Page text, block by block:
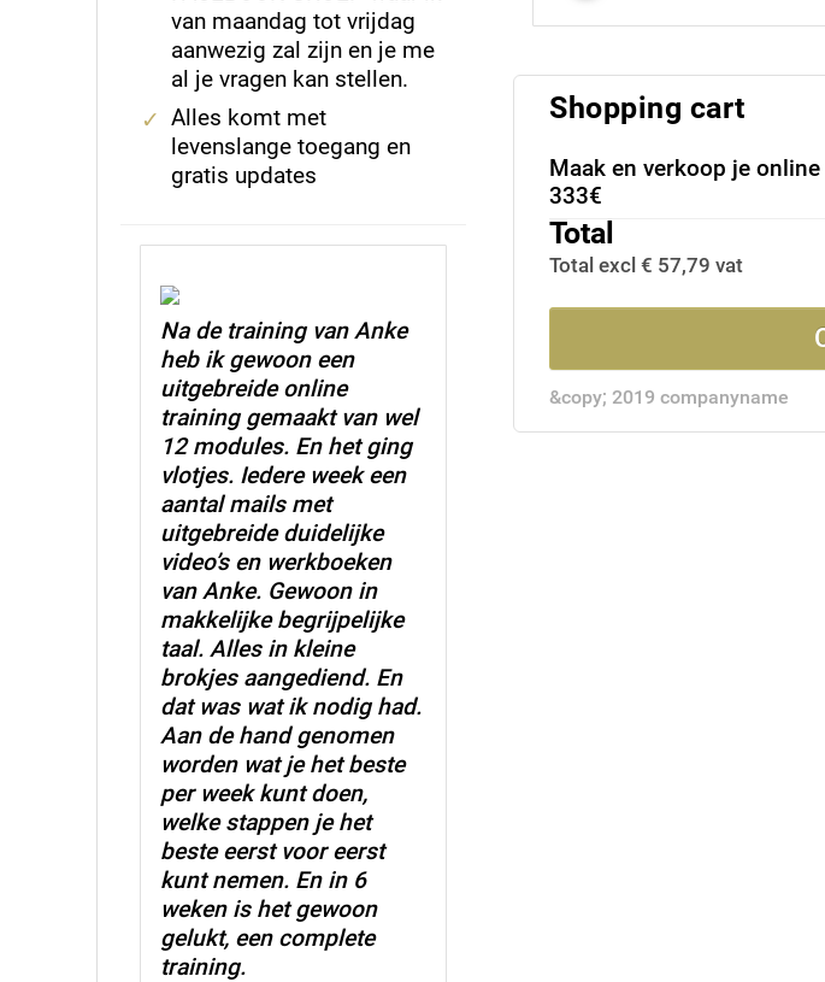
van maandag tot vrijdag
aanwezig zal zijn en je me
al je vragen kan stellen.
Alles komt met
levenslange toegang en
gratis updates
Na de training van Anke
heb ik gewoon een
uitgebreide online
training gemaakt van wel
12 modules. En het ging
vlotjes. Iedere week een
aantal mails met
uitgebreide duidelijke
video’s en werkboeken
van Anke. Gewoon in
makkelijke begrijpelijke
taal. Alles in kleine
brokjes aangediend. En
dat was wat ik nodig had.
Aan de hand genomen
worden wat je het beste
per week kunt doen,
welke stappen je het
beste eerst voor eerst
kunt nemen. En in 6
weken is het gewoon
gelukt, een complete
training.
Shopping cart
Maak en verkoop je
333€
Total
Total excl € 57,79 vat
&copy; 2019 companyname